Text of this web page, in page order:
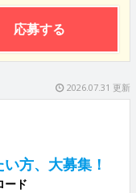
応募する
2026.07.31 更新
方、大募集！
ード